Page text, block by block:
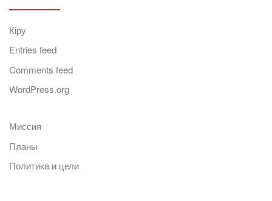
Кіру
Entries feed
Comments feed
WordPress.org
Миссия
Планы
Политика и цели